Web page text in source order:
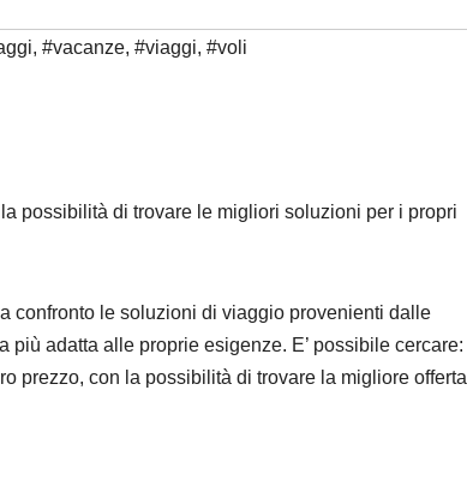
, #vacanze, #viaggi, #voli
possibilità di trovare le migliori soluzioni per i propri
confronto le soluzioni di viaggio provenienti dalle
adatta alle proprie esigenze. E’ possibile cercare:
prezzo, con la possibilità di trovare la migliore offerta